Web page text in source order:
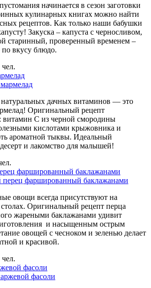
начинается в сезон заготовки
кулинарных книгах можно найти
рецептов. Как только наши бабушки
Закуска – капуста с черносливом,
старинный, проверенный временем –
по вкусу блюдо.
натуральных дачных витаминов — это
Оригинальный рецепт
витамин С из черной смородины
кислотами крыжовника и
ароматной тыквы. Идеальный
и лакомство для малышей!
фаршированный баклажанами
овощи всегда присутствуют на
Оригинальный рецепт перца
жареными баклажанами удивит
и насыщенным острым
овощей с чесноком и зеленью делает
и красивой.
фасоли